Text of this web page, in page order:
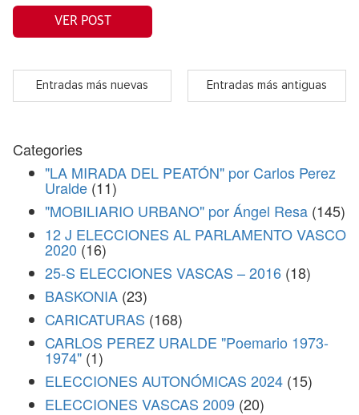
VER POST
Entradas más nuevas Entradas más antiguas
Categories
"LA MIRADA DEL PEATÓN" por Carlos Perez
Uralde (11)
"MOBILIARIO URBANO" por Ángel Resa (145)
12 J ELECCIONES AL PARLAMENTO VASCO
2020 (16)
25-S ELECCIONES VASCAS – 2016 (18)
BASKONIA (23)
CARICATURAS (168)
CARLOS PEREZ URALDE "Poemario 1973-
1974" (1)
ELECCIONES AUTONÓMICAS 2024 (15)
ELECCIONES VASCAS 2009 (20)